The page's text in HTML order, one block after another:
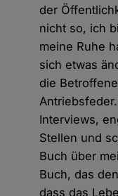
der
nicht so, ich
meine Ruhe
sich etwas
die
Interviews,
Stellen und
Buch über
Buch, das
dass das